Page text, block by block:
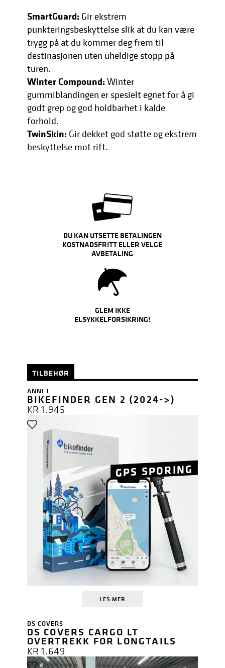
SmartGuard: Gir ekstrem
punkteringsbeskyttelse slik at du kan være
trygg på at du kommer deg frem til
destinasjonen uten uheldige stopp på
turen.
Winter Compound: Winter
gummiblandingen er spesielt egnet for å gi
godt grep og god holdbarhet i kalde
forhold.
TwinSkin: Gir dekket god støtte og ekstrem
beskyttelse mot rift.
DU KAN UTSETTE BETALINGEN
KOSTNADSFRITT ELLER VELGE
AVBETALING
GLEM IKKE
ELSYKKELFORSIKRING!
TILBEHØR
GPS SPORING
ANNET
BIKEFINDER GEN 2 (2024->)
KR 1.945
LES MER
DS COVERS
DS COVERS CARGO LT
OVERTREKK FOR LONGTAILS
KR1.649